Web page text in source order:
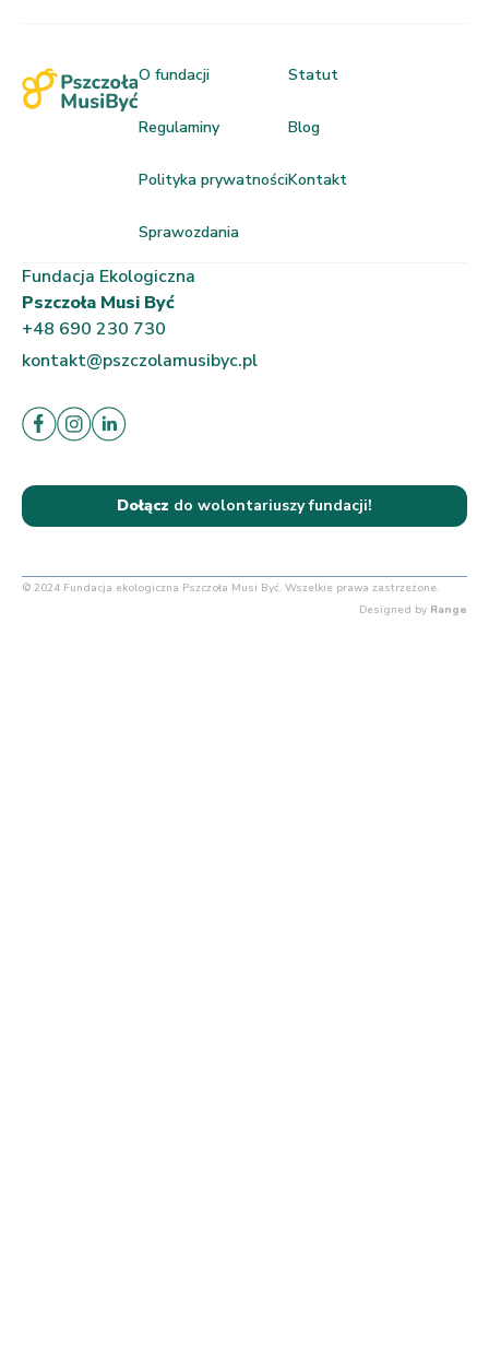
O fundacji
Regulaminy
Polityka prywatności
Sprawozdania
Statut
Blog
Kontakt
Fundacja Ekologiczna
Pszczoła Musi Być
+48 690 230 730
kontakt@pszczolamusibyc.pl
Dołącz do wolontariuszy fundacji!
© 2024 Fundacja ekologiczna Pszczoła Musi Być. Wszelkie prawa zastrzeżone.
Designed by Range